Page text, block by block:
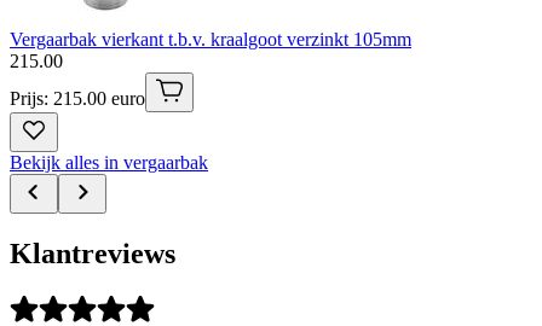
Vergaarbak vierkant t.b.v. kraalgoot verzinkt 105mm
215.00
Prijs: 215.00 euro
Bekijk alles in vergaarbak
Klantreviews